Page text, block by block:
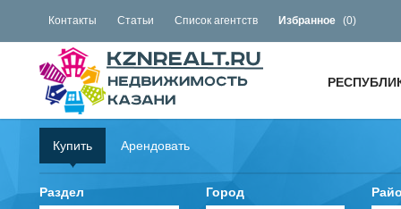
Контакты Статьи Список агентств Избранное (0)
Купить Арендовать
Раздел Город